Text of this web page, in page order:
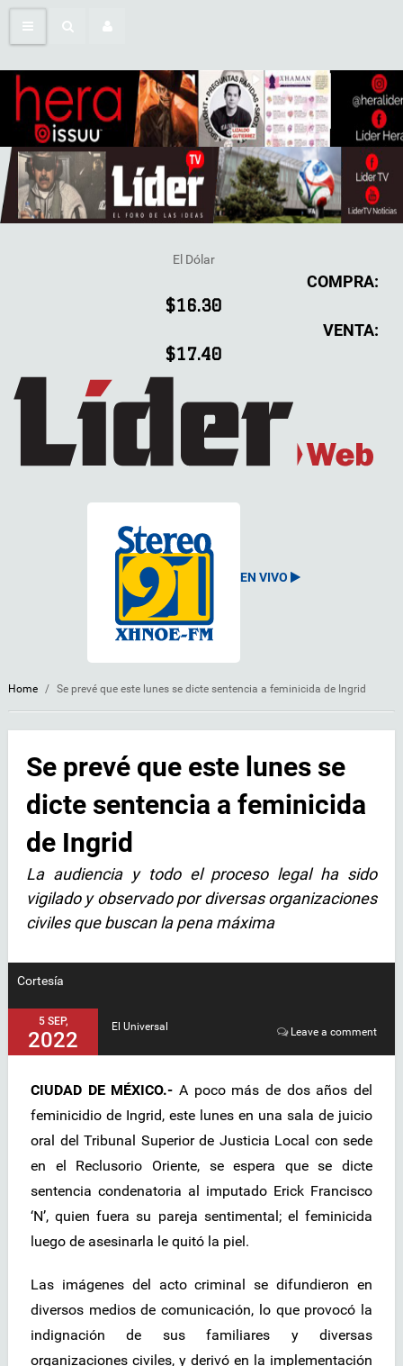
El Dólar
COMPRA:
$16.30
VENTA:
$17.40
EN VIVO
Home / Se prevé que este lunes se dicte sentencia a feminicida de Ingrid
Se prevé que este lunes se
dicte sentencia a feminicida
de Ingrid
La audiencia y todo el proceso legal ha sido
vigilado y observado por diversas organizaciones
civiles que buscan la pena máxima
Cortesía
5 SEP,
2022
El Universal Leave a comment
CIUDAD DE MÉXICO.- A poco más de dos años del
feminicidio de Ingrid, este lunes en una sala de juicio
oral del Tribunal Superior de Justicia Local con sede
en el Reclusorio Oriente, se espera que se dicte
sentencia condenatoria al imputado Erick Francisco
‘N’, quien fuera su pareja sentimental; el feminicida
luego de asesinarla le quitó la piel.
Las imágenes del acto criminal se difundieron en
diversos medios de comunicación, lo que provocó la
indignación de sus familiares y diversas
organizaciones civiles, y derivó en la implementación